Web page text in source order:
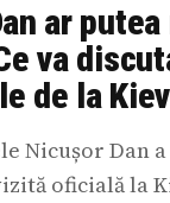
ar
va
de la Kiev
Nicușor Dan
oficială la